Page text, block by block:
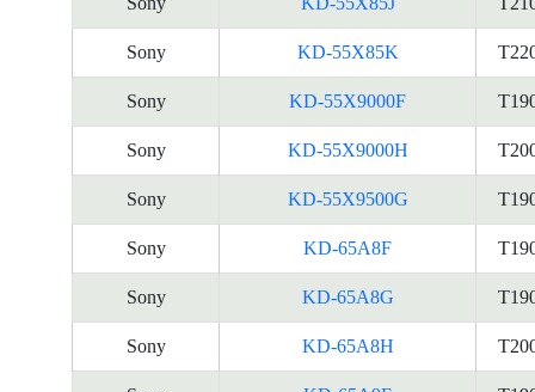
Sony KD-55X85K
Sony KD-55X9000F
Sony KD-55X9000H
Sony KD-55X9500G
Sony KD-65A8F
Sony KD-65A8G
Sony KD-65A8H